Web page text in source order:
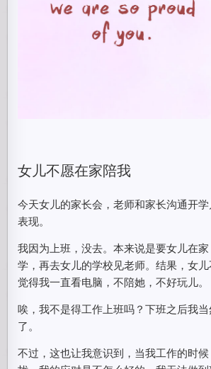
女儿不愿在家陪我
今天女儿的家长会，老师和家长沟通开
表现。
我因为上班，没去。本来说是要女儿在
学，再去女儿的学校见老师。结果，女儿
觉得我一直看电脑，不陪她，不好玩儿。
唉，我不是得工作上班吗？下班之后我
了。
不过，这也让我意识到，当我工作的时